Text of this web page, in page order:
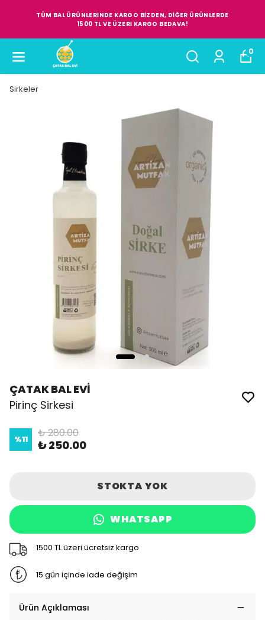
TÜM BAL ÜRÜNLERİNDE KARGO BİZDEN, DİĞER ÜRÜNLERDE
1500 TL VE ÜZERİ KARGO BEDAVA!
0
Sirkeler
ÇATAK BAL EVİ
Pirinç Sirkesi
%11 ₺ 280.00
₺ 250.00
STOKTA YOK
WHATSAPP
1500 TL üzeri ücretsiz kargo
15 gün içinde iade değişim
Ürün Açıklaması